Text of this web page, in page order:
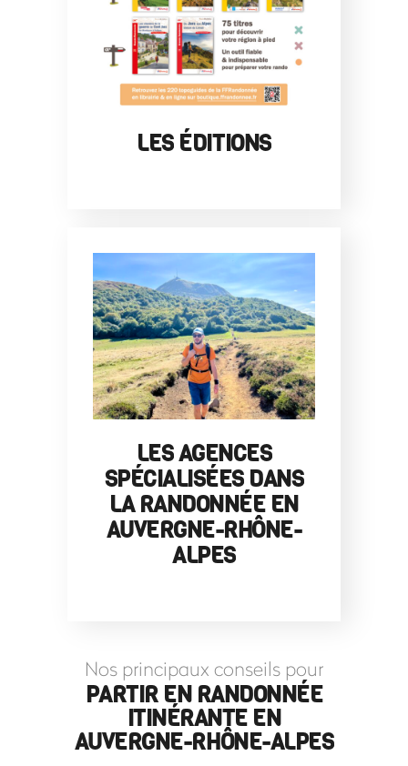
LES ÉDITIONS
LES AGENCES
SPÉCIALISÉES DANS
LA RANDONNÉE EN
AUVERGNE-RHÔNE-
ALPES
Nos principaux conseils pour
PARTIR EN RANDONNÉE
ITINÉRANTE EN
AUVERGNE-RHÔNE-ALPES